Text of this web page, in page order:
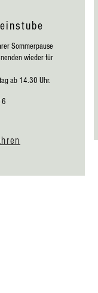
Sommerpause
wieder für
ab 14.30 Uhr.